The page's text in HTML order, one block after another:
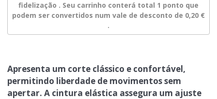
fidelização . Seu carrinho conterá total 1 ponto que
podem ser convertidos num vale de desconto de 0,20 €
.
Apresenta um corte clássico e confortável,
permitindo liberdade de movimentos sem
apertar. A cintura elástica assegura um ajuste